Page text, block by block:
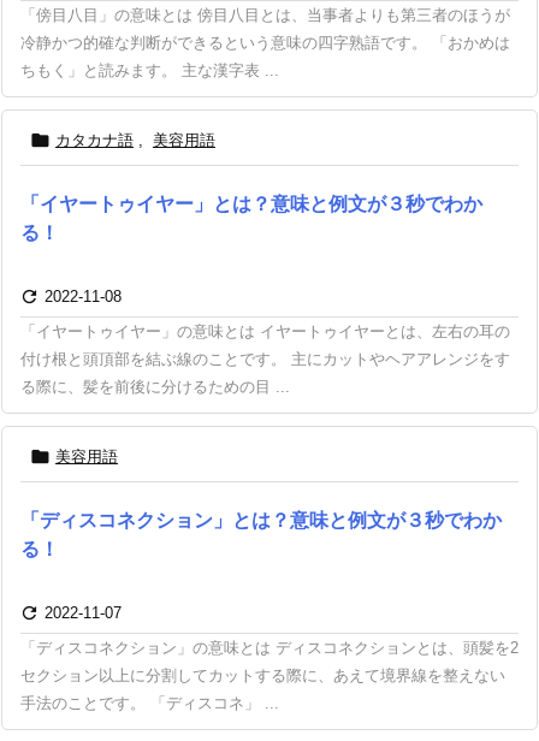
「傍目八目」の意味とは 傍目八目とは、当事者よりも第三者のほうが
冷静かつ的確な判断ができるという意味の四字熟語です。 「おかめは
ちもく」と読みます。 主な漢字表 ...
 カタカナ語 , 美容用語
「イヤートゥイヤー」とは？意味と例文が３秒でわか
る！
 2022-11-08
「イヤートゥイヤー」の意味とは イヤートゥイヤーとは、左右の耳の
付け根と頭頂部を結ぶ線のことです。 主にカットやヘアアレンジをす
る際に、髪を前後に分けるための目 ...
 美容用語
「ディスコネクション」とは？意味と例文が３秒でわか
る！
 2022-11-07
「ディスコネクション」の意味とは ディスコネクションとは、頭髪を2
セクション以上に分割してカットする際に、あえて境界線を整えない
手法のことです。 「ディスコネ」 ...